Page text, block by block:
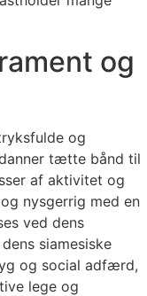
og
og
tætte bånd til
af aktivitet og
nysgerrig med en
ved dens
siamesiske
og social adfærd,
lege og